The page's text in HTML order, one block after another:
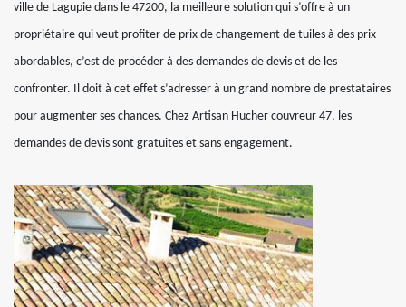
ville de Lagupie dans le 47200, la meilleure solution qui s’offre à un
propriétaire qui veut profiter de prix de changement de tuiles à des prix
abordables, c’est de procéder à des demandes de devis et de les
confronter. Il doit à cet effet s’adresser à un grand nombre de prestataires
pour augmenter ses chances. Chez Artisan Hucher couvreur 47, les
demandes de devis sont gratuites et sans engagement.